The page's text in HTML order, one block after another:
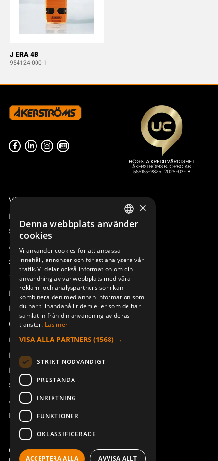
J ERA 4B
954124-000-1
Våra radiostyrningar – översikt
Remotus
Sesam
Access_Ctrl
Support
Teknisk support
Boka service
Manualer och videoinstruktioner
Om Åkerströms
Kontakt
Nyheter
Pressrum
Säkerhet och direktiv
Allmänna villkor
REACH
Copyright ©2026 Åkerströms. All rights reserved.
SWEDISH
DEUTSCH
×
Denna webbplats använder
cookies
Vi använder cookies för att anpassa
innehåll, annonser och för att analysera vår
trafik. Vi delar också information om din
användning av vår webbplats med våra
reklam- och analyspartners som kan
kombinera den med annan information som
du har tillhandahållit dem eller som de har
samlat in från din användning av deras
tjänster. Läs mer
VISA ALLA PARTNERS (1568) →
STRIKT NÖDVÄNDIGT
PRESTANDA
INRIKTNING
FUNKTIONER
OKLASSIFICERADE
ACCEPTERA ALLA AVVISA ALLT